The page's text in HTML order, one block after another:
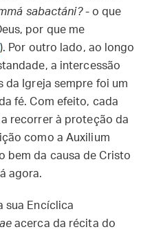
sabactáni?- o que
por que me
). Por outro lado, ao longo
a intercessão
da Igreja sempre foi um
fé. Com efeito, cada
recorrer à proteção da
como a Auxilium
bem da causa de Cristo
agora.
sua Encíclica
acerca da récita do